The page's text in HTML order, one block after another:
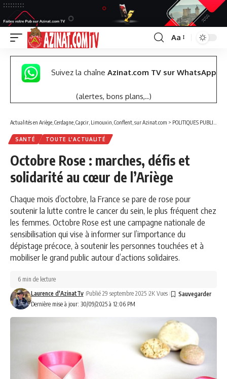
Font
Resizer
Aa
Suivez la chaîne Azinat.com TV sur WhatsApp
(alertes, bons plans,..)
Actualités en Ariège, Cerdagne, Capcir, Limouxin, Conflent, sur Azinat.com > POLITIQUES PUBLIQUES
SANTÉ TOUTE L'ACTUALITÉ
Octobre Rose : marches, défis et
solidarité au cœur de l’Ariège
Chaque mois d’octobre, la France se pare de rose pour
soutenir la lutte contre le cancer du sein, le plus fréquent chez
les femmes. Octobre Rose est une campagne nationale de
sensibilisation qui vise à informer sur l’importance du
dépistage précoce, à soutenir les personnes touchées et à
mobiliser le grand public autour d’actions solidaires.
Dernière mise à jour: 30/09/2025 à 12:06 PM
Laurence d'AzinatTv Publié 29 septembre 2025 2K Vues
6 min de lecture